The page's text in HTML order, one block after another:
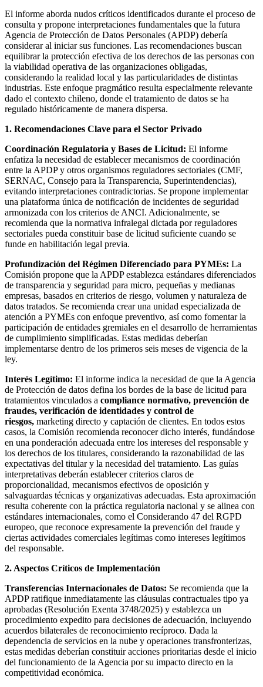
El informe aborda nudos críticos identificados durante el proceso de
consulta y propone interpretaciones fundamentales que la futura
Agencia de Protección de Datos Personales (APDP) debería
considerar al iniciar sus funciones. Las recomendaciones buscan
equilibrar la protección efectiva de los derechos de las personas con
la viabilidad operativa de las organizaciones obligadas,
considerando la realidad local y las particularidades de distintas
industrias. Este enfoque pragmático resulta especialmente relevante
dado el contexto chileno, donde el tratamiento de datos se ha
regulado históricamente de manera dispersa.
1. Recomendaciones Clave para el Sector Privado
Coordinación Regulatoria y Bases de Licitud: El informe
enfatiza la necesidad de establecer mecanismos de coordinación
entre la APDP y otros organismos reguladores sectoriales (CMF,
SERNAC, Consejo para la Transparencia, Superintendencias),
evitando interpretaciones contradictorias. Se propone implementar
una plataforma única de notificación de incidentes de seguridad
armonizada con los criterios de ANCI. Adicionalmente, se
recomienda que la normativa infralegal dictada por reguladores
sectoriales pueda constituir base de licitud suficiente cuando se
funde en habilitación legal previa.
Profundización del Régimen Diferenciado para PYMEs: La
Comisión propone que la APDP establezca estándares diferenciados
de transparencia y seguridad para micro, pequeñas y medianas
empresas, basados en criterios de riesgo, volumen y naturaleza de
datos tratados. Se recomienda crear una unidad especializada de
atención a PYMEs con enfoque preventivo, así como fomentar la
participación de entidades gremiales en el desarrollo de herramientas
de cumplimiento simplificadas. Estas medidas deberían
implementarse dentro de los primeros seis meses de vigencia de la
ley.
Interés Legítimo: El informe indica la necesidad de que la Agencia
de Protección de datos defina los bordes de la base de licitud para
tratamientos vinculados a compliance normativo, prevención de
fraudes, verificación de identidades y control de
riesgos, marketing directo y captación de clientes. En todos estos
casos, la Comisión recomienda reconocer dicho interés, fundándose
en una ponderación adecuada entre los intereses del responsable y
los derechos de los titulares, considerando la razonabilidad de las
expectativas del titular y la necesidad del tratamiento. Las guías
interpretativas deberán establecer criterios claros de
proporcionalidad, mecanismos efectivos de oposición y
salvaguardas técnicas y organizativas adecuadas. Esta aproximación
resulta coherente con la práctica regulatoria nacional y se alinea con
estándares internacionales, como el Considerando 47 del RGPD
europeo, que reconoce expresamente la prevención del fraude y
ciertas actividades comerciales legítimas como intereses legítimos
del responsable.
2. Aspectos Críticos de Implementación
Transferencias Internacionales de Datos: Se recomienda que la
APDP ratifique inmediatamente las cláusulas contractuales tipo ya
aprobadas (Resolución Exenta 3748/2025) y establezca un
procedimiento expedito para decisiones de adecuación, incluyendo
acuerdos bilaterales de reconocimiento recíproco. Dada la
dependencia de servicios en la nube y operaciones transfronterizas,
estas medidas deberían constituir acciones prioritarias desde el inicio
del funcionamiento de la Agencia por su impacto directo en la
competitividad económica.